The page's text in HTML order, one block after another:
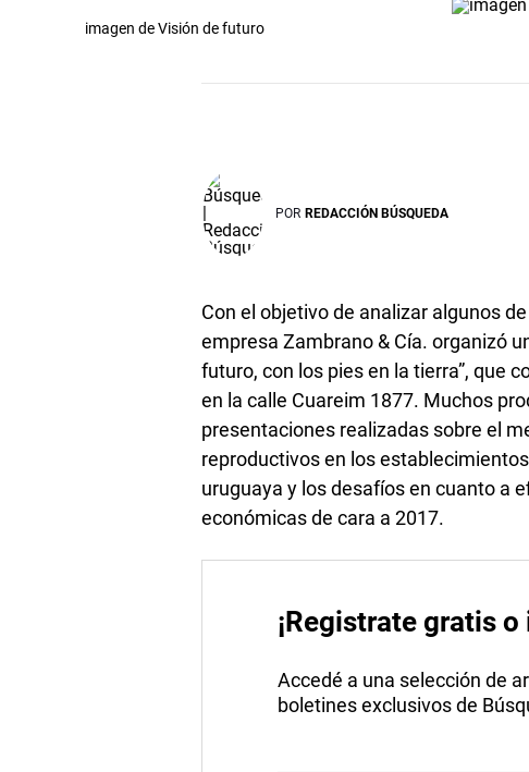
imagen de Visión de futuro
POR REDACCIÓN BÚSQUEDA
Con el objetivo de analizar algunos
empresa Zambrano & Cía. organizó
futuro, con los pies en la tierra”, que
en la calle Cuareim 1877. Muchos
presentaciones realizadas sobre el
reproductivos en los
uruguaya y los desafíos en cuanto a
económicas de cara a 2017.
¡Registrate gratis
Accedé a una selección de
boletines exclusivos de